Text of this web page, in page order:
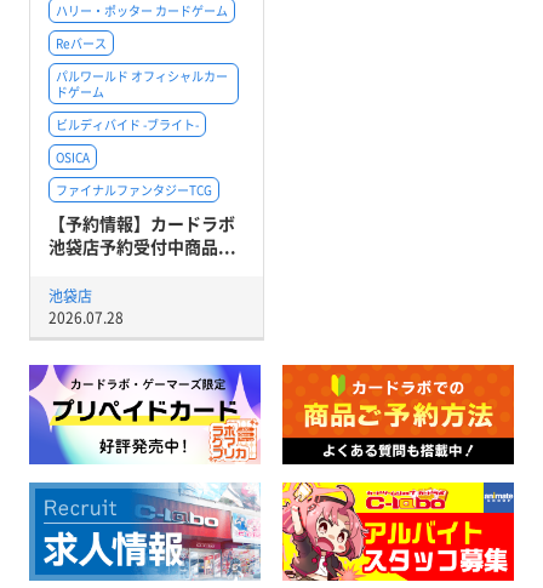
ハリー・ポッター カードゲーム
Reバース
パルワールド オフィシャルカー
ドゲーム
ビルディバイド -ブライト-
OSICA
ファイナルファンタジーTCG
【予約情報】カードラボ
池袋店予約受付中商品...
池袋店
2026.07.28